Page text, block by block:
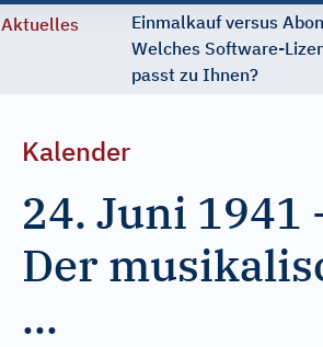
Aktuelles
Einmalkauf versus
Welches Software-
passt zu Ihnen?
Kalender
24. Juni 1941
Der
...